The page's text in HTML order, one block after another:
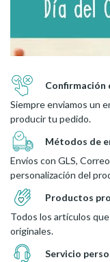
Confirmación
Siempre enviamos un
producir tu pedido.
Métodos de
Envíos con GLS,
personalización del
Productos
Todos los artículos
originales.
Servicio